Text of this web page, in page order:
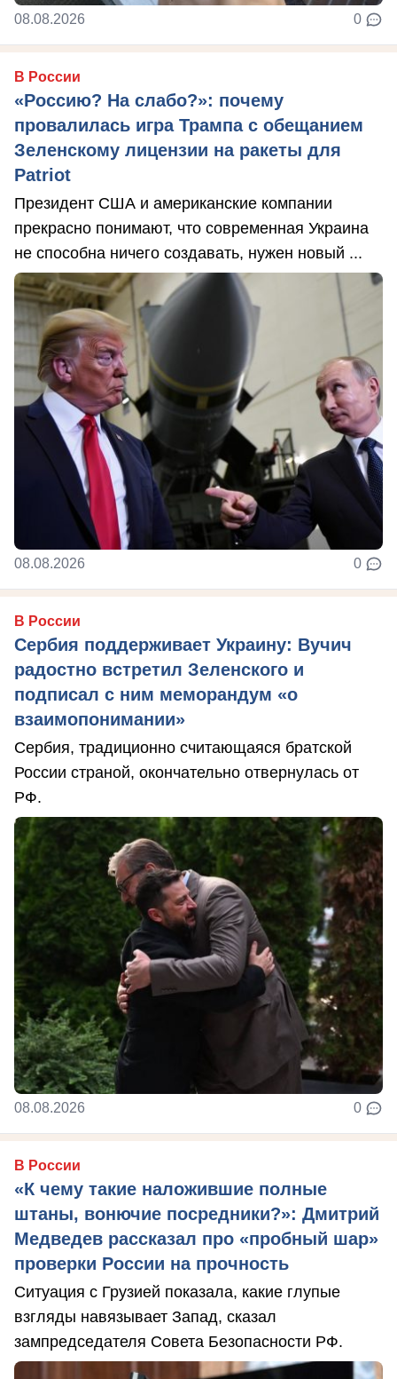
08.08.2026 0
В России
«Россию? На слабо?»: почему
провалилась игра Трампа с обещанием
Зеленскому лицензии на ракеты для
Patriot
Президент США и американские компании
прекрасно понимают, что современная Украина
не способна ничего создавать, нужен новый ...
08.08.2026 0
В России
Сербия поддерживает Украину: Вучич
радостно встретил Зеленского и
подписал с ним меморандум «о
взаимопонимании»
Сербия, традиционно считающаяся братской
России страной, окончательно отвернулась от
РФ.
08.08.2026 0
В России
«К чему такие наложившие полные
штаны, вонючие посредники?»: Дмитрий
Медведев рассказал про «пробный шар»
проверки России на прочность
Ситуация с Грузией показала, какие глупые
взгляды навязывает Запад, сказал
зампредседателя Совета Безопасности РФ.